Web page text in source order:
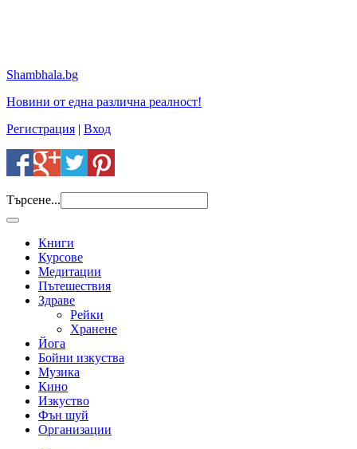
Shambhala.bg
Новини от една различна реалност!
Регистрация | Вход
Търсене...
Книги
Курсове
Медитации
Пътешествия
Здраве
Рейки
Хранене
Йога
Бойни изкуства
Музика
Кино
Изкуство
Фън шуй
Организации